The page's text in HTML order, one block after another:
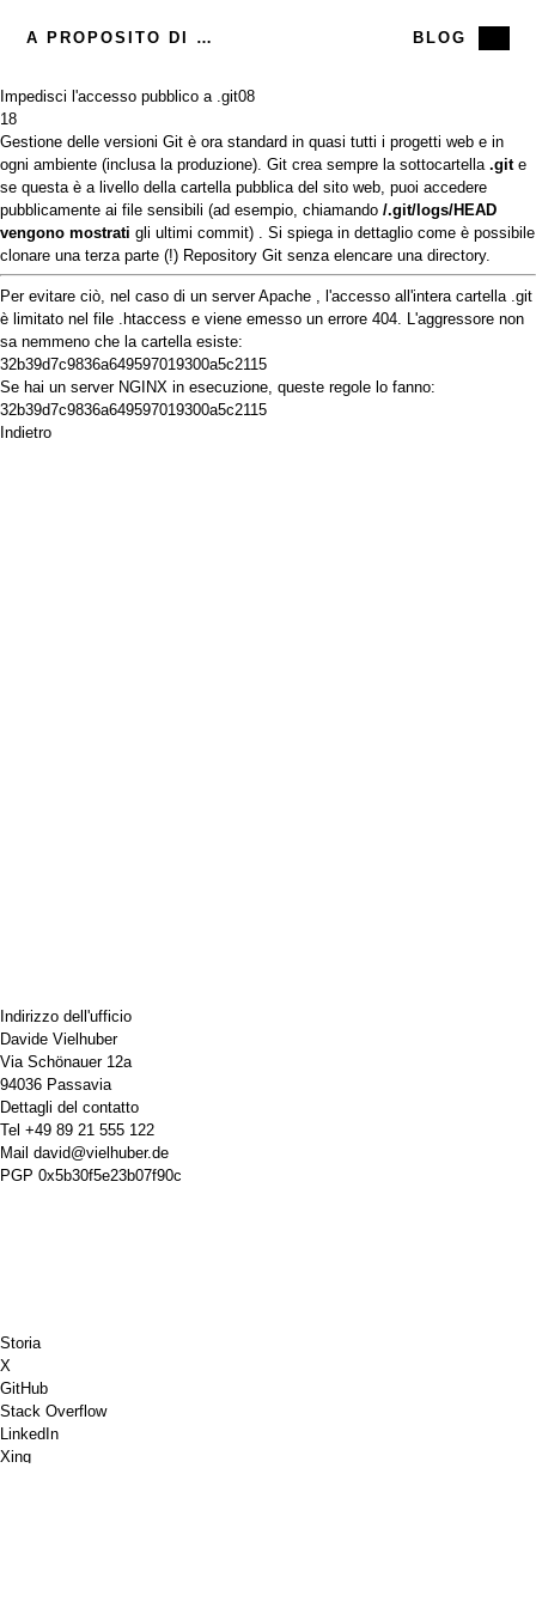
A PROPOSITO DI ME BLOG
Impedisci l'accesso pubblico a .git08
18
Gestione delle versioni Git è ora standard in quasi tutti i progetti web e in
ogni ambiente (inclusa la produzione). Git crea sempre la sottocartella .gite
se questa è a livello della cartella pubblica del sito web, puoi accedere
pubblicamente ai file sensibili (ad esempio, chiamando /.git/logs/HEAD
vengono mostrati gli ultimi commit) . Si spiega in dettaglio come è possibile
clonare una terza parte (!) Repository Git senza elencare una directory.
Per evitare ciò, nel caso di un serverApache , l'accesso all'intera cartella .git
è limitato nel file .htaccess e viene emesso un errore 404. L'aggressore non
sa nemmeno che la cartella esiste:
32b39d7c9836a649597019300a5c2115
Se hai un server NGINX in esecuzione, queste regole lo fanno:
32b39d7c9836a649597019300a5c2115
Indietro
Indirizzo dell'ufficio
Davide Vielhuber
Via Schönauer 12a
94036 Passavia
Dettagli del contatto
Tel +49 89 21 555 122
Mail david@vielhuber.de
PGP 0x5b30f5e23b07f90c
Storia
X
GitHub
Stack Overflow
LinkedIn
Xing